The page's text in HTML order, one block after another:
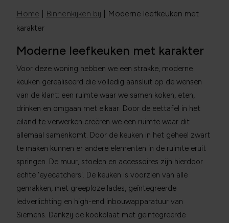
Home Binnenkijken bij
Moderne leefkeuken met
karakter
Moderne leefkeuken met karakter
Voor deze woning hebben we een strakke, moderne
keuken gerealiseerd die volledig aansluit op de wensen
van de klant: een ruimte waar we samen koken, eten,
drinken en omgaan met elkaar. Door de eettafel in het
eiland te verwerken creëren we een ruimte waar dit
allemaal samenkomt. Door de keuken in het geheel zwart
te maken kunnen er andere elementen in de ruimte eruit
springen. De muur, stoelen en accessoires zijn hierdoor
echte 'eyecatchers'. De keuken is voorzien van alle
gemakken, met greeploze lades, geïntegreerde
ledverlichting en high-end inbouwapparatuur van
Siemens. Dankzij de kookplaat met geïntegreerde